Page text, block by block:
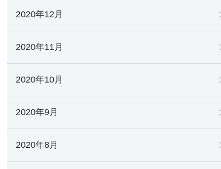
2020年12月
2020年11月
2020年10月
2020年9月
2020年8月